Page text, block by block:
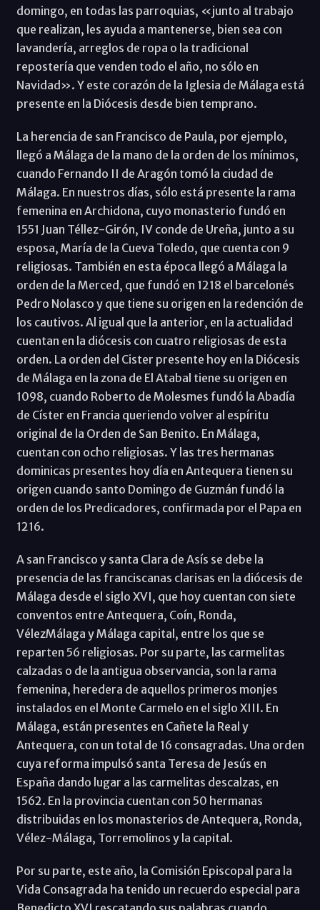
domingo, en todas las parroquias, «junto al trabajo
que realizan, les ayuda a mantenerse, bien sea con
lavandería, arreglos de ropa o la tradicional
repostería que venden todo el año, no sólo en
Navidad». Y este corazón de la Iglesia de Málaga está
presente en la Diócesis desde bien temprano.
La herencia de san Francisco de Paula, por ejemplo,
llegó a Málaga de la mano de la orden de los mínimos,
cuando Fernando II de Aragón tomó la ciudad de
Málaga. En nuestros días, sólo está presente la rama
femenina en Archidona, cuyo monasterio fundó en
1551 Juan Téllez-Girón, IV conde de Ureña, junto a su
esposa, María de la Cueva Toledo, que cuenta con 9
religiosas. También en esta época llegó a Málaga la
orden de la Merced, que fundó en 1218 el barcelonés
Pedro Nolasco y que tiene su origen en la redención de
los cautivos. Al igual que la anterior, en la actualidad
cuentan en la diócesis con cuatro religiosas de esta
orden. La orden del Cister presente hoy en la Diócesis
de Málaga en la zona de El Atabal tiene su origen en
1098, cuando Roberto de Molesmes fundó la Abadía
de Císter en Francia queriendo volver al espíritu
original de la Orden de San Benito. En Málaga,
cuentan con ocho religiosas. Y las tres hermanas
dominicas presentes hoy día en Antequera tienen su
origen cuando santo Domingo de Guzmán fundó la
orden de los Predicadores, confirmada por el Papa en
1216.
A san Francisco y santa Clara de Asís se debe la
presencia de las franciscanas clarisas en la diócesis de
Málaga desde el siglo XVI, que hoy cuentan con siete
conventos entre Antequera, Coín, Ronda,
VélezMálaga y Málaga capital, entre los que se
reparten 56 religiosas. Por su parte, las carmelitas
calzadas o de la antigua observancia, son la rama
femenina, heredera de aquellos primeros monjes
instalados en el Monte Carmelo en el siglo XIII. En
Málaga, están presentes en Cañete la Real y
Antequera, con un total de 16 consagradas. Una orden
cuya reforma impulsó santa Teresa de Jesús en
España dando lugar a las carmelitas descalzas, en
1562. En la provincia cuentan con 50 hermanas
distribuidas en los monasterios de Antequera, Ronda,
Vélez-Málaga, Torremolinos y la capital.
Por su parte, este año, la Comisión Episcopal para la
Vida Consagrada ha tenido un recuerdo especial para